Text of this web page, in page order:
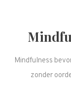
Mindfulness
zonder